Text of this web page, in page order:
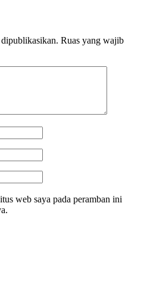
Ruas yang wajib
web saya pada peramban ini